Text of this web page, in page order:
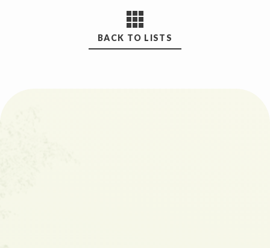
BACK TO LISTS